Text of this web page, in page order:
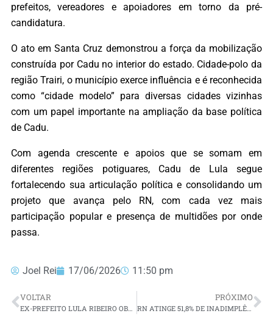
prefeitos, vereadores e apoiadores em torno da pré-
candidatura.
O ato em Santa Cruz demonstrou a força da mobilização
construída por Cadu no interior do estado. Cidade-polo da
região Trairi, o município exerce influência e é reconhecida
como “cidade modelo” para diversas cidades vizinhas
com um papel importante na ampliação da base política
de Cadu.
Com agenda crescente e apoios que se somam em
diferentes regiões potiguares, Cadu de Lula segue
fortalecendo sua articulação política e consolidando um
projeto que avança pelo RN, com cada vez mais
participação popular e presença de multidões por onde
passa.
Joel Rei 17/06/2026 11:50 pm
VOLTAR PRÓXIMO
RN ATINGE 51,8% DE INADIMPLÊNCIA E SOMA R$ 7,8 BILHÕES EM DÉBITOS